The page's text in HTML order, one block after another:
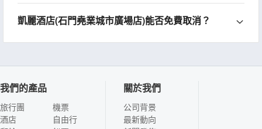
凱麗酒店(石門堯業城市廣場店)能否免費取消？
我們的產品
旅行團
酒店
機票
自由行
關於我們
公司背景
最新動向